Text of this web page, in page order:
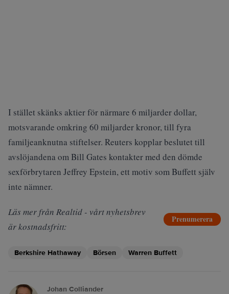
I stället skänks aktier för närmare 6 miljarder dollar,
motsvarande omkring 60 miljarder kronor, till fyra
familjeanknutna stiftelser. Reuters kopplar beslutet till
avslöjandena om Bill Gates kontakter med den dömde
sexförbrytaren Jeffrey Epstein, ett motiv som Buffett själv
inte nämner.
Läs mer från Realtid - vårt nyhetsbrev
är kostnadsfritt:
Prenumerera
Berkshire Hathaway Börsen Warren Buffett
Johan Colliander